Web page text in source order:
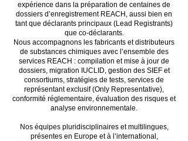
expérience dans la préparation de centaines de
dossiers d’enregistrement REACH, aussi bien en
tant que déclarants principaux (Lead Registrants)
que co-déclarants.
Nous accompagnons les fabricants et distributeurs
de substances chimiques avec l’ensemble des
services REACH : compilation et mise à jour de
dossiers, migration IUCLID, gestion des SIEF et
consortiums, stratégies de tests, services de
représentant exclusif (Only Representative),
conformité réglementaire, évaluation des risques et
analyse environnementale.
Nos équipes pluridisciplinaires et multilingues,
présentes en Europe et à l’international,